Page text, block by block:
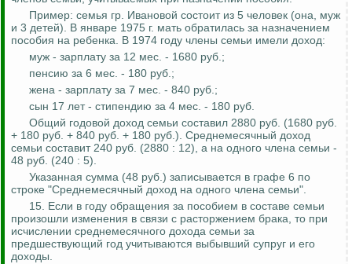
Пример: семья гр. Ивановой состоит из 5 человек (она, муж
и 3 детей). В январе 1975 г. мать обратилась за назначением
пособия на ребенка. В 1974 году члены семьи имели доход:
муж - зарплату за 12 мес. - 1680 руб.;
пенсию за 6 мес. - 180 руб.;
жена - зарплату за 7 мес. - 840 руб.;
сын 17 лет - стипендию за 4 мес. - 180 руб.
Общий годовой доход семьи составил 2880 руб. (1680 руб.
+ 180 руб. + 840 руб. + 180 руб.). Среднемесячный доход
семьи составит 240 руб. (2880 : 12), а на одного члена семьи -
48 руб. (240 : 5).
Указанная сумма (48 руб.) записывается в графе 6 по
строке "Среднемесячный доход на одного члена семьи".
15. Если в году обращения за пособием в составе семьи
произошли изменения в связи с расторжением брака, то при
исчислении среднемесячного дохода семьи за
предшествующий год учитываются выбывший супруг и его
доходы.